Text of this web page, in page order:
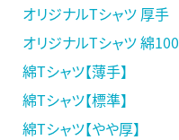
オリジナルTシャツ 厚手
オリジナルTシャツ 綿100
綿Tシャツ【薄手】
綿Tシャツ【標準】
綿Tシャツ【やや厚】